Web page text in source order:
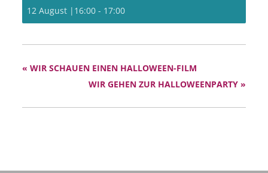
12 August |16:00 - 17:00
« WIR SCHAUEN EINEN HALLOWEEN-FILM
WIR GEHEN ZUR HALLOWEENPARTY »